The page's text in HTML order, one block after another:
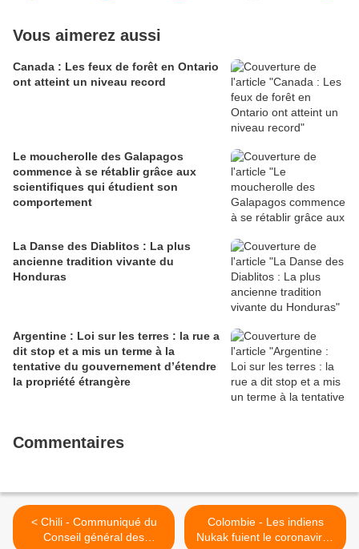
Vous aimerez aussi
Canada : Les feux de forêt en Ontario
ont atteint un niveau record
Le moucherolle des Galapagos
commence à se rétablir grâce aux
scientifiques qui étudient son
comportement
La Danse des Diablitos : La plus
ancienne tradition vivante du
Honduras
Argentine : Loi sur les terres : la rue a
dit stop et a mis un terme à la
tentative du gouvernement d’étendre
la propriété étrangère
Commentaires
< Chili - Communiqué du
Conseil général des
Colombie - Les indiens
Nukak fuient le coronavirus